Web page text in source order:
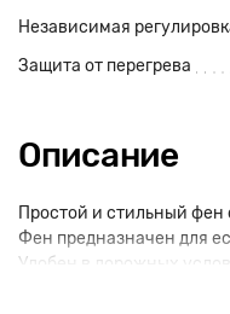
Независимая
Защита от перегрева
Описание
Простой и стильный
Фен предназначен для
Удобен в дорожных